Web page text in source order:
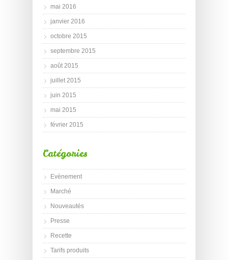
mai 2016
janvier 2016
octobre 2015
septembre 2015
août 2015
juillet 2015
juin 2015
mai 2015
février 2015
Catégories
Evènement
Marché
Nouveautés
Presse
Recette
Tarifs produits